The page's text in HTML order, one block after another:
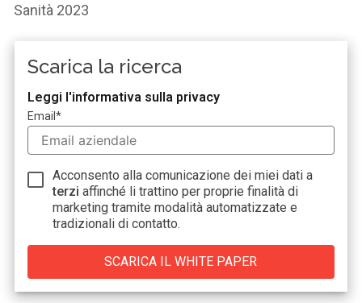
Sanità 2023
Scarica la ricerca
Leggi l'informativa sulla privacy
Email*
Acconsento alla comunicazione dei miei dati a
terzi affinché li trattino per proprie finalità di
marketing tramite modalità automatizzate e
tradizionali di contatto.